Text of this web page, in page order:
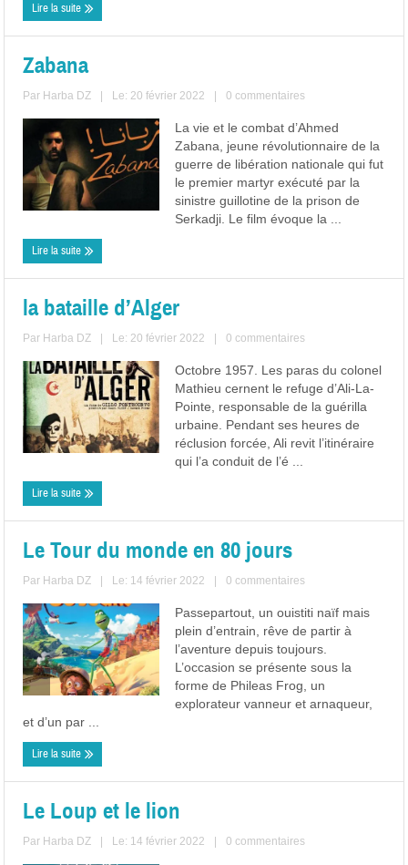
Lire la suite
Zabana
Par Harba DZ Le: 20 février 2022 0 commentaires
La vie et le combat d’Ahmed
Zabana, jeune révolutionnaire de la
guerre de libération nationale qui fut
le premier martyr exécuté par la
sinistre guillotine de la prison de
Serkadji. Le film évoque la ...
Lire la suite
la bataille d’Alger
Par Harba DZ Le: 20 février 2022 0 commentaires
Octobre 1957. Les paras du colonel
Mathieu cernent le refuge d’Ali-La-
Pointe, responsable de la guérilla
urbaine. Pendant ses heures de
réclusion forcée, Ali revit l’itinéraire
qui l’a conduit de l’é ...
Lire la suite
Le Tour du monde en 80 jours
Par Harba DZ Le: 14 février 2022 0 commentaires
Passepartout, un ouistiti naïf mais
plein d’entrain, rêve de partir à
l’aventure depuis toujours.
L’occasion se présente sous la
forme de Phileas Frog, un
explorateur vanneur et arnaqueur,
et d’un par ...
Lire la suite
Le Loup et le lion
Par Harba DZ Le: 14 février 2022 0 commentaires